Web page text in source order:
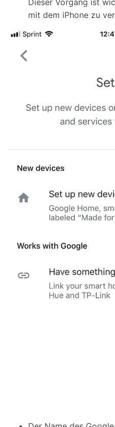
Dieser Vorgang ist
mit dem iPhone zu